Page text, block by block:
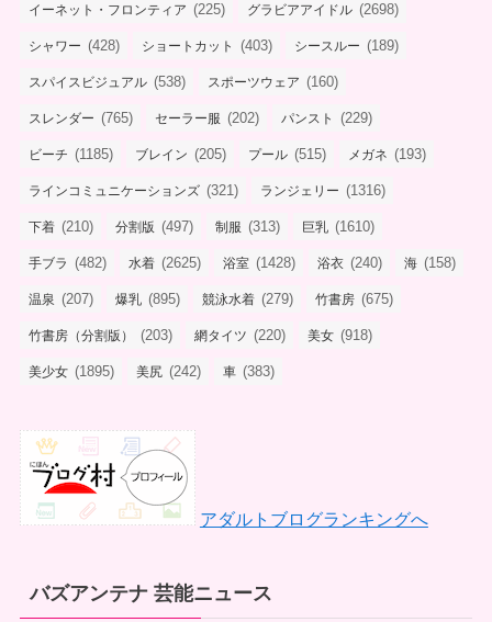
イーネット・フロンティア (225) グラビアアイドル (2698)
シャワー (428) ショートカット (403) シースルー (189)
スパイスビジュアル (538) スポーツウェア (160)
スレンダー (765) セーラー服 (202) パンスト (229)
ビーチ (1185) ブレイン (205) プール (515) メガネ (193)
ラインコミュニケーションズ (321) ランジェリー (1316)
下着 (210) 分割版 (497) 制服 (313) 巨乳 (1610)
手ブラ (482) 水着 (2625) 浴室 (1428) 浴衣 (240) 海 (158)
温泉 (207) 爆乳 (895) 競泳水着 (279) 竹書房 (675)
竹書房（分割版） (203) 網タイツ (220) 美女 (918)
美少女 (1895) 美尻 (242) 車 (383)
アダルトブログランキングへ
バズアンテナ 芸能ニュース